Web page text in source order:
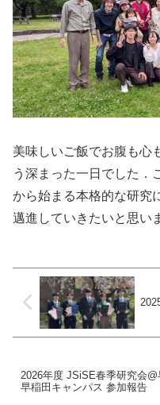
美味しいご飯でお腹も心
う深まった一日でした．
から始まる本格的な研究
邁進していきたいと思い
2026年度 JSiSE春季研究会
早稲田キャンパス 参加報告